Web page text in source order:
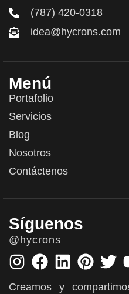
(787) 420-0318
idea@hycrons.com
Menú
Portafolio
Servicios
Blog
Nosotros
Contáctenos
Síguenos
@hycrons
Creamos y